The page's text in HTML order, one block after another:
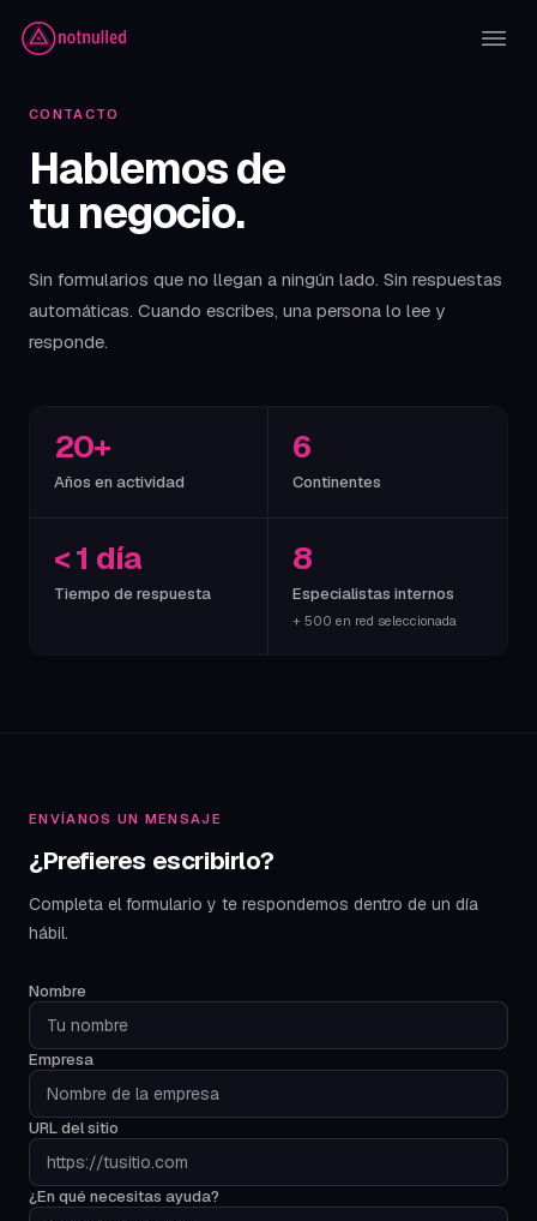
CONTACTO
Hablemos de
tu negocio.
Sin formularios que no llegan a ningún lado. Sin respuestas
automáticas. Cuando escribes, una persona lo lee y
responde.
20+
Años en actividad
6
Continentes
< 1 día
Tiempo de respuesta
8
Especialistas internos
+ 500 en red seleccionada
ENVÍANOS UN MENSAJE
¿Prefieres escribirlo?
Completa el formulario y te respondemos dentro de un día
hábil.
Nombre
Empresa
URL del sitio
¿En qué necesitas ayuda?